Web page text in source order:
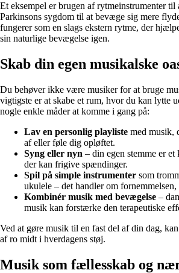
Et eksempel er brugen af rytmeinstrumenter
Parkinsons sygdom til at bevæge sig mere
fungerer som en slags ekstern rytme, der
sin naturlige bevægelse igen.
Skab din egen musikalske
Du behøver ikke være musiker for at bruge
vigtigste er at skabe et rum, hvor du kan lytte
nogle enkle måder at komme i gang på:
Lav en personlig playliste med musik,
af eller føle dig opløftet.
Syng eller nyn – din egen stemme er
der kan frigive spændinger.
Spil på simple instrumenter som
ukulele – det handler om
Kombinér musik med bevægelse –
musik kan forstærke den terapeutiske
Ved at gøre musik til en fast del af din dag,
af ro midt i hverdagens støj.
Musik som fællesskab og